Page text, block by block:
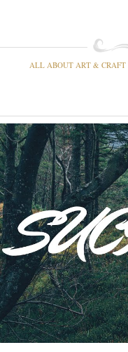
ALL ABOUT ART & CRAFT